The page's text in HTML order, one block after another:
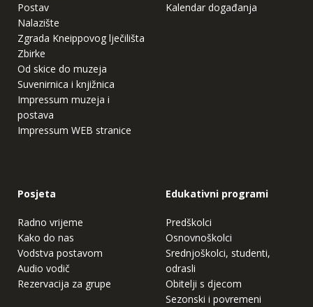
Postav
Nalazište
Zgrada Kneippovog lječilišta
Zbirke
Od skice do muzeja
Suvenirnica i knjižnica
Impressum muzeja i
postava
Impressum WEB stranice
Kalendar događanja
Posjeta
Radno vrijeme
Kako do nas
Vodstva postavom
Audio vodič
Rezervacija za grupe
Edukativni programi
Predškolci
Osnovnoškolci
Srednjoškolci, studenti,
odrasli
Obitelji s djecom
Sezonski i povremeni